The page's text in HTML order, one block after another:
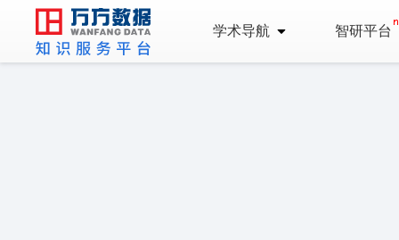
学术导航 智研平台